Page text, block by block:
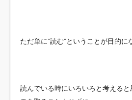
ただ単に”読む”ということが目的に
読んでいる時にいろいろと考える